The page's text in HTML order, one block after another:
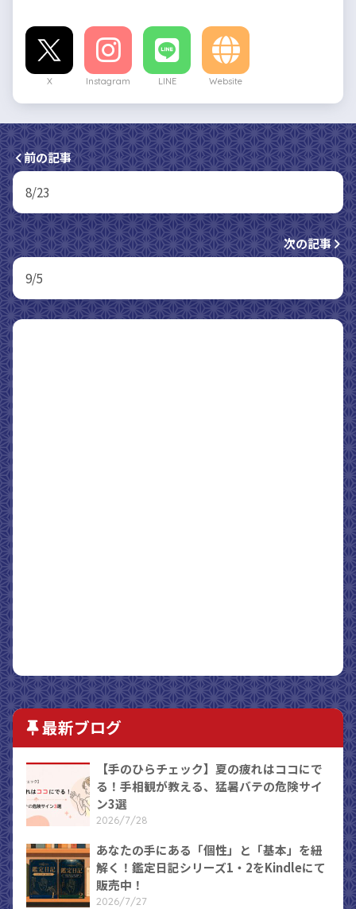
X Instagram LINE Website
前の記事
8/23
次の記事
9/5
最新ブログ
【手のひらチェック】夏の疲れはココにで
る！手相観が教える、猛暑バテの危険サイ
ン3選
2026/7/28
あなたの手にある「個性」と「基本」を紐
解く！鑑定日記シリーズ1・2をKindleにて
販売中！
2026/7/27